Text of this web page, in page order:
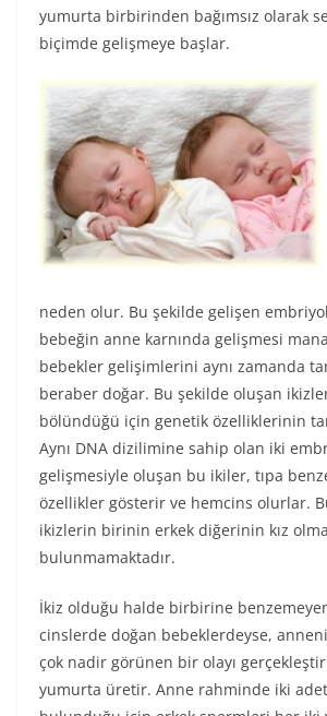
yumurta birbirinden bağımsız olarak
biçimde gelişmeye başlar.
neden olur. Bu şekilde gelişen
bebeğin anne karnında gelişmesi
bebekler gelişimlerini aynı zamanda
beraber doğar. Bu şekilde oluşan
bölündüğü için genetik özelliklerinin
Aynı DNA dizilimine sahip olan iki
gelişmesiyle oluşan bu ikiler, tıpa
özellikler gösterir ve hemcins olurlar.
ikizlerin birinin erkek diğerinin kız
bulunmamaktadır.
İkiz olduğu halde birbirine
cinslerde doğan bebeklerdeyse,
çok nadir görünen bir olayı
yumurta üretir. Anne rahminde iki